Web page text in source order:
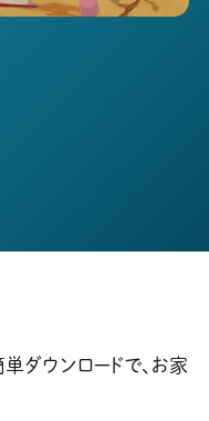
ダウンロードで、お家